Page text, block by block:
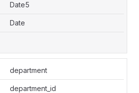
Date5
Date
department
department_id